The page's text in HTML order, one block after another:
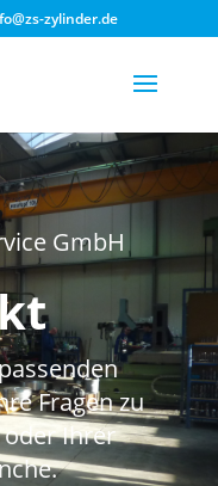
zylinder.de
GmbH
Fragen zu
Ihrer